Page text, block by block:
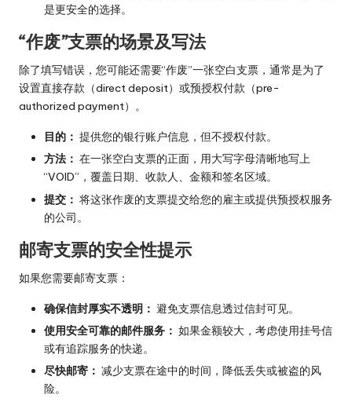
是更安全的选择。
“作废”支票的场景及写法
除了填写错误，您可能还需要“作废”一张空白支票，通常是为了
设置直接存款（direct deposit）或预授权付款（pre-
authorized payment）。
目的： 提供您的银行账户信息，但不授权付款。
方法： 在一张空白支票的正面，用大写字母清晰地写上
“VOID”，覆盖日期、收款人、金额和签名区域。
提交： 将这张作废的支票提交给您的雇主或提供预授权服务
的公司。
邮寄支票的安全性提示
如果您需要邮寄支票：
确保信封厚实不透明： 避免支票信息透过信封可见。
使用安全可靠的邮件服务： 如果金额较大，考虑使用挂号信
或有追踪服务的快递。
尽快邮寄： 减少支票在途中的时间，降低丢失或被盗的风
险。